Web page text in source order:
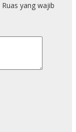
Ruas yang wajib